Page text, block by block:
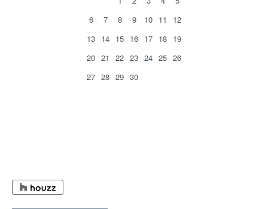
6
7 8 9 10 11
12
13 14 15 16 17 18 19
20 21 22 23 24 25 26
27 28 29 30